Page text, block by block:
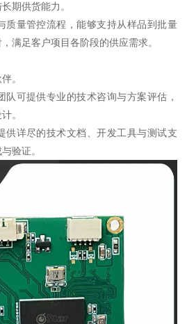
期供货能力。
质量管控流程，能够支持从样品到批量
满足客户项目各阶段的供应需求。
。
队可提供专业的技术咨询与方案评估，
。
供详尽的技术文档、开发工具与测试支
验证。